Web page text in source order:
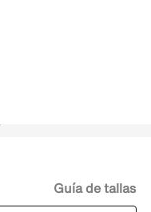
Guía de tallas